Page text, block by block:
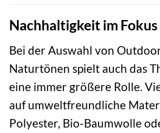
Nachhaltigkeit im Fokus
Bei der Auswahl von
Naturtönen spielt auch das
eine immer größere Rolle.
auf umweltfreundliche
Polyester, Bio-Baumwolle